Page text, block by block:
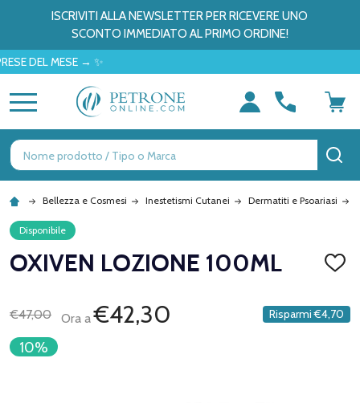
ISCRIVITI ALLA NEWSLETTER PER RICEVERE UNO
SCONTO IMMEDIATO AL PRIMO ORDINE!
MESE → ✨
Ricerca
Bellezza e Cosmesi Inestetismi Cutanei Dermatiti e Psoariasi
Disponibile
OXIVEN LOZIONE 100ML
DEI
€47,00 Ora a€42,30 Risparmi €4,70
10%